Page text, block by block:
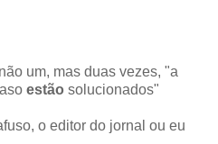
um, mas duas vezes, "a
estão solucionados"
o editor do jornal ou eu